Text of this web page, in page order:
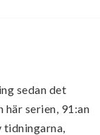
sedan det
serien, 91:an
tidningarna,